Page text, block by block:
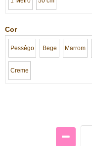
Cor
Pessêgo Bege Marrom
Creme